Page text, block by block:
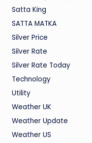
Satta King
SATTA MATKA
Silver Price
Silver Rate
Silver Rate Today
Technology
Utility
Weather UK
Weather Update
Weather US